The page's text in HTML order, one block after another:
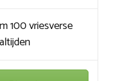
100 vriesverse